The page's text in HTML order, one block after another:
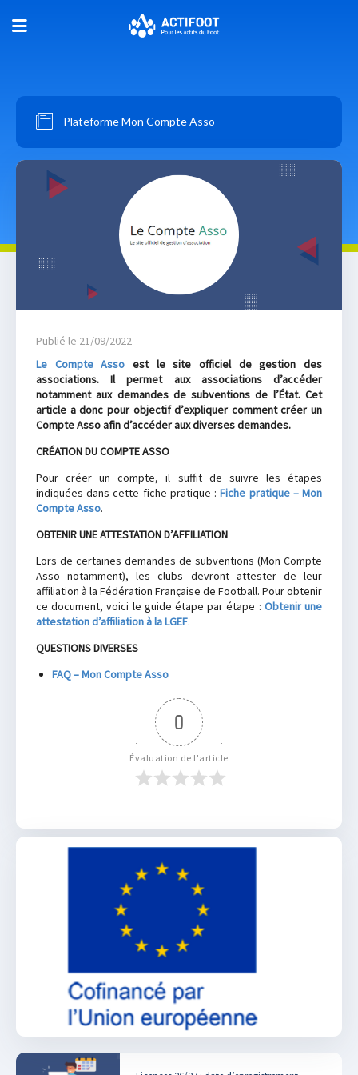
Plateforme Mon Compte Asso
Publié le 21/09/2022
Le Compte Asso est le site officiel de gestion des
associations. Il permet aux associations d’accéder
notamment aux demandes de subventions de l’État. Cet
article a donc pour objectif d’expliquer comment créer un
Compte Asso afin d’accéder aux diverses demandes.
CRÉATION DU COMPTE ASSO
Pour créer un compte, il suffit de suivre les étapes
indiquées dans cette fiche pratique :Fiche pratique – Mon
Compte Asso.
OBTENIR UNE ATTESTATION D’AFFILIATION
Lors de certaines demandes de subventions (Mon Compte
Asso notamment), les clubs devront attester de leur
affiliation à la Fédération Française de Football. Pour obtenir
ce document, voici le guide étape par étape : Obtenir une
attestation d’affiliation à la LGEF.
QUESTIONS DIVERSES
FAQ – Mon Compte Asso
0
Évaluation de l'article